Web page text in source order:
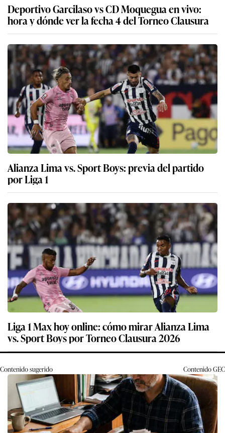
Deportivo Garcilaso vs CD Moquegua en vivo:
hora y dónde ver la fecha 4 del Torneo Clausura
Alianza Lima vs. Sport Boys: previa del partido
por Liga 1
Liga 1 Max hoy online: cómo mirar Alianza Lima
vs. Sport Boys por Torneo Clausura 2026
Contenido sugerido ContenidoGEC